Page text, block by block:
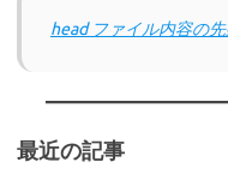
head ファイル内容の
最近の記事